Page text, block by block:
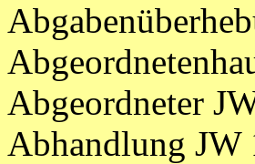
Abgeordneter
Abhandlung JW